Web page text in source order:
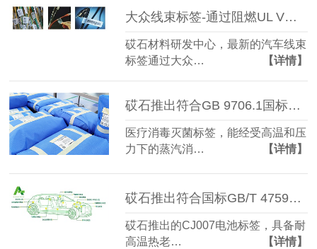
大众线束标签-通过阻燃UL VW-1标准-大众VW-1阻燃线束标签
砹石材料研发中心，最新的汽车线束
标签通过大众…
【详情】
砹石推出符合GB 9706.1国标的医疗消毒灭菌标签
医疗消毒灭菌标签，能经受高温和压
力下的蒸汽消…
【详情】
砹石推出符合国标GB/T 47591-2026 汽车动力电池标签标识
砹石推出的CJ007电池标签，具备耐
高温热老…
【详情】